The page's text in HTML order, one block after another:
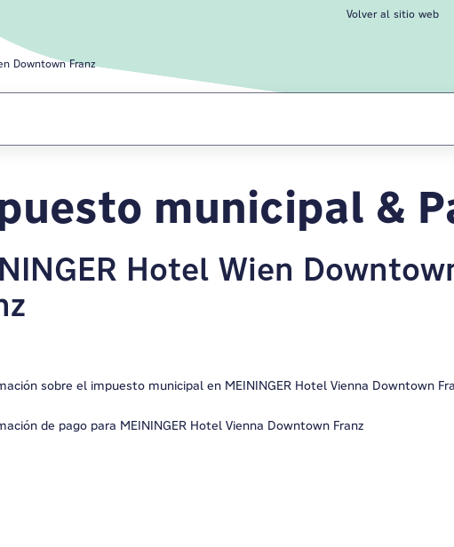
Volver al sitio web
Downtown Franz
municipal &
Hotel Wien
sobre el impuesto municipal en MEININGER Hotel Vienna Downtown
de pago para MEININGER Hotel Vienna Downtown Franz